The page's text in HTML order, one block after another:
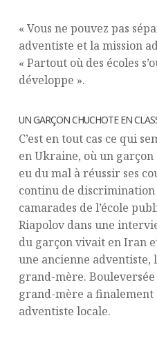
« Vous ne pouvez pas
adventiste et la mission
« Partout où des écoles
développe ».
UN GARÇON CHUCHOTE EN
C’est en tout cas ce qui
en Ukraine, où un garçon
eu du mal à réussir ses
continu de
camarades de l’école
Riapolov dans une
du garçon vivait en Iran
une ancienne adventiste,
grand-mère.
grand-mère a finalement
adventiste locale.